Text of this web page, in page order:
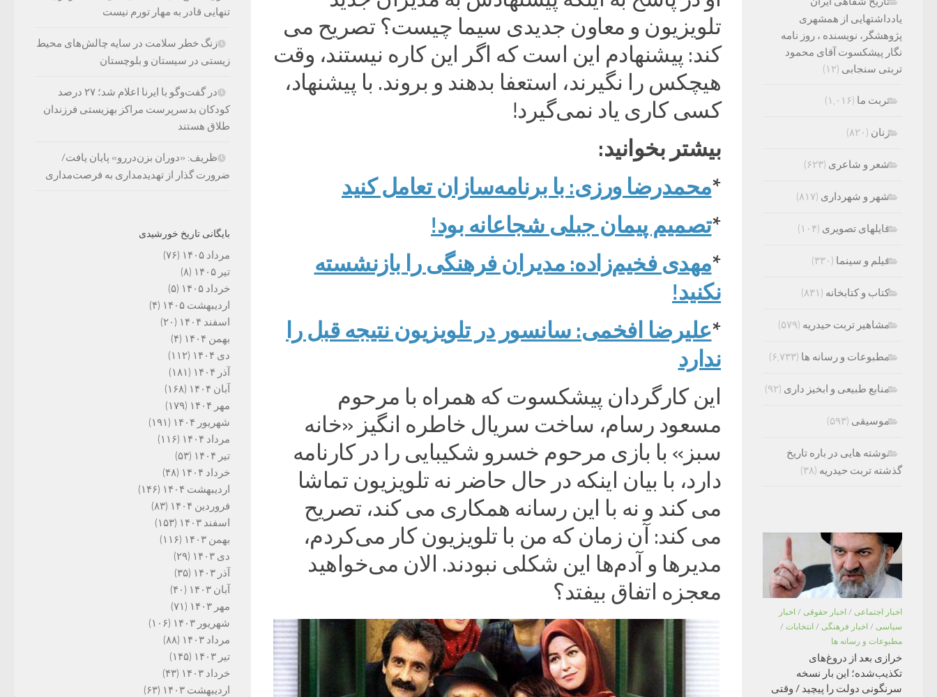
تلویزیون و معاون جدیدی سیما چیست؟ تصریح می
کند: پیشنهادم این است که اگر این کاره نیستند، وقت
هیچکس را نگیرند، استعفا بدهند و بروند. با پیشنهاد،
کسی کاری یاد نمی‌گیرد!
بیشتر بخوانید:
*محمدرضا ورزی: با برنامه‌سازان تعامل کنید
*تصمیم پیمان جبلی شجاعانه بود!
*مهدی فخیم‌زاده: مدیران فرهنگی را بازنشسته
نکنید!
*علیرضا افخمی: سانسور در تلویزیون نتیجه قبل را
ندارد
این کارگردان پیشکسوت که همراه با مرحوم
مسعود رسام، ساخت سریال خاطره انگیز «خانه
سبز» با بازی مرحوم خسرو شکیبایی را در کارنامه
دارد، با بیان اینکه در حال حاضر نه تلویزیون تماشا
می کند و نه با این رسانه همکاری می کند، تصریح
می کند: آن زمان که من با تلویزیون کار می‌کردم،
مدیرها و آدم‌ها این شکلی نبودند. الان می‌خواهید
معجزه اتفاق بیفتد؟
تنهایی قادر به مهار تورم نیست
زنگ خطر سلامت در سایه چالش‌های محیط
زیستی در سیستان و بلوچستان
در گفت‌وگو با ایرنا اعلام شد؛ ۲۷ درصد
کودکان بدسرپرست مراکز بهزیستی فرزندان
طلاق هستند
ظریف: «دوران بزن‌دررو» پایان یافت/
ضرورت گذار از تهدیدمداری به فرصت‌مداری
بایگانی تاریخ خورشیدی
مرداد ۱۴۰۵
(۷۶)
تیر ۱۴۰۵
(۸)
خرداد ۱۴۰۵
(۵)
اردیبهشت ۱۴۰۵
(۴)
اسفند ۱۴۰۴
(۲۰)
بهمن ۱۴۰۴
(۴)
دی ۱۴۰۴
(۱۱۲)
آذر ۱۴۰۴
(۱۸۱)
آبان ۱۴۰۴
(۱۶۸)
مهر ۱۴۰۴
(۱۷۹)
شهریور ۱۴۰۴
(۱۹۱)
مرداد ۱۴۰۴
(۱۱۶)
تیر ۱۴۰۴
(۵۳)
خرداد ۱۴۰۴
(۴۸)
اردیبهشت ۱۴۰۴
(۱۴۶)
فروردین ۱۴۰۴
(۸۳)
اسفند ۱۴۰۳
(۱۵۳)
بهمن ۱۴۰۳
(۱۱۶)
دی ۱۴۰۳
(۲۹)
آذر ۱۴۰۳
(۳۵)
آبان ۱۴۰۳
(۴۰)
مهر ۱۴۰۳
(۷۱)
شهریور ۱۴۰۳
(۱۰۶)
مرداد ۱۴۰۳
(۸۸)
تیر ۱۴۰۳
(۱۴۵)
خرداد ۱۴۰۳
(۴۳)
اردیبهشت ۱۴۰۳
(۶۳)
یادداشتهایی از همشهری
پژوهشگر، نویسنده ، روز نامه
نگار پیشکسوت آقای محمود
تربتی سنجابی (۱۲)
تربت ما (۱,۰۱۶)
زنان (۸۲۰)
شعر و شاعری (۶۲۳)
شهر و شهرداری (۸۱۷)
فایلهای تصویری (۱۰۴)
فیلم و سینما (۳۳۰)
کتاب و کتابخانه (۸۳۱)
مشاهیر تربت حیدریه (۵۷۹)
مطبوعات و رسانه ها (۶,۷۳۳)
منابع طبیعی و ابخیز داری (۹۲)
موسیقی (۵۹۳)
نوشته هایی در باره تاریخ
گذشته تربت حیدریه (۳۸)
اخبار اجتماعی / اخبار حقوقی / اخبار
سیاسی / اخبار فرهنگی / انتخابات /
مطبوعات و رسانه ها
خرازی بعد از دروغ‌های
تکذیب‌شده؛ این بار نسخه
سرنگونی دولت را پیچید / وقتی